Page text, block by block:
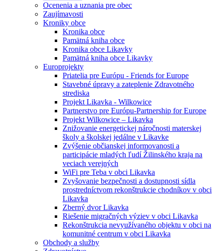
Ocenenia a uznania pre obec
Zaujímavosti
Kroniky obce
Kronika obce
Pamätná kniha obce
Kronika obce Likavky
Pamätná kniha obce Likavky
Europrojekty
Priatelia pre Európu - Friends for Europe
Stavebné úpravy a zateplenie Zdravotného
strediska
Projekt Likavka - Wilkowice
Partnerstvo pre Európu-Partnership for Europe
Projekt Wilkowice – Likavka
Znižovanie energetickej náročnosti materskej
školy a školskej jedálne v Likavke
Zvýšenie občianskej informovanosti a
participácie mladých ľudí Žilinského kraja na
veciach verejných
WiFi pre Teba v obci Likavka
Zvyšovanie bezpečnosti a dostupnosti sídla
prostredníctvom rekonštrukcie chodníkov v obci
Likavka
Zberný dvor Likavka
Riešenie migračných výziev v obci Likavka
Rekonštrukcia nevyužívaného objektu v obci na
komunitné centrum v obci Likavka
Obchody a služby